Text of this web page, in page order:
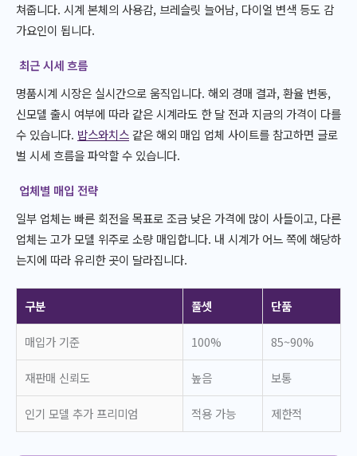
쳐줍니다. 시계 본체의 사용감, 브레슬릿 늘어남, 다이얼 변색 등도 감
가요인이 됩니다.
최근 시세 흐름
명품시계 시장은 실시간으로 움직입니다. 해외 경매 결과, 환율 변동,
신모델 출시 여부에 따라 같은 시계라도 한 달 전과 지금의 가격이 다를
수 있습니다. 밥스와치스같은 해외 매입 업체 사이트를 참고하면 글로
벌 시세 흐름을 파악할 수 있습니다.
업체별 매입 전략
일부 업체는 빠른 회전을 목표로 조금 낮은 가격에 많이 사들이고, 다른
업체는 고가 모델 위주로 소량 매입합니다. 내 시계가 어느 쪽에 해당하
는지에 따라 유리한 곳이 달라집니다.
구분 풀셋 단품
매입가 기준 100% 85~90%
재판매 신뢰도 높음 보통
인기 모델 추가 프리미엄 적용 가능 제한적